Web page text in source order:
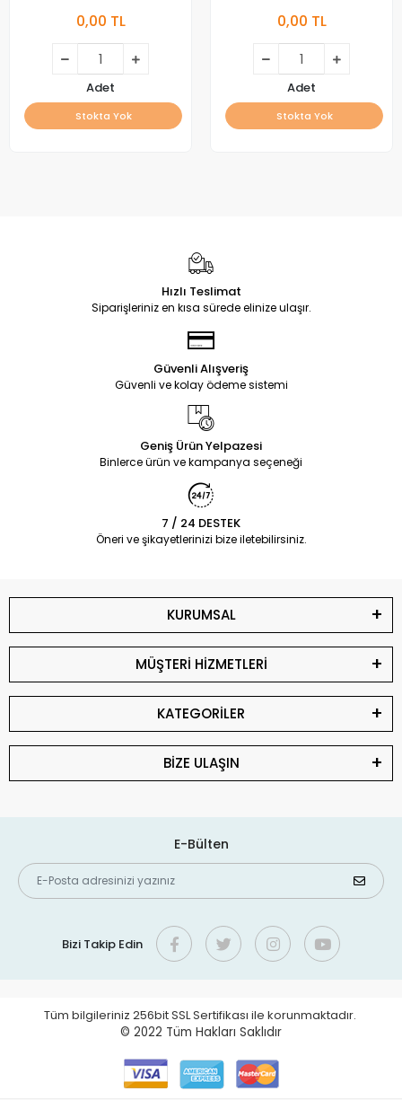
0,00 TL
Adet
Stokta Yok
0,00 TL
Adet
Stokta Yok
Hızlı Teslimat
Siparişleriniz en kısa sürede elinize ulaşır.
Güvenli Alışveriş
Güvenli ve kolay ödeme sistemi
Geniş Ürün Yelpazesi
Binlerce ürün ve kampanya seçeneği
7 / 24 DESTEK
Öneri ve şikayetlerinizi bize iletebilirsiniz.
KURUMSAL
MÜŞTERİ HİZMETLERİ
KATEGORİLER
BİZE ULAŞIN
E-Bülten
Bizi Takip Edin
Tüm bilgileriniz 256bit SSL Sertifikası ile korunmaktadır.
© 2022 Tüm Hakları Saklıdır